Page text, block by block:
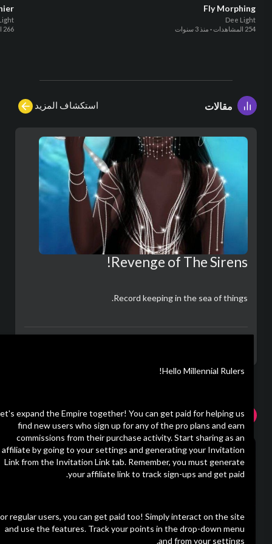
Hello Millennial Rulers!
expand the Empire together! You can get paid for helping us
find new users who sign up for any of the pro plans and earn
commissions from their purchase activity. Start sharing as an
affiliate by going to your settings and generating your Invitation
Link from the Invitation Link tab. Remember, you must generate
your affiliate link to track sign-ups and get paid.
regular users, you can get paid too! Simply interact on the site
and use the features. Track your points in the drop-down menu
and from your settings.
266 المشاهدات
Fly Morphing
Dee Light
254 المشاهدات
· منذ 3 سنوات
مقالات استكشاف المزيد
Revenge of The Sirens!
Record keeping in the sea of things.
أحدث مقاطع الفيديو استكشاف المزيد